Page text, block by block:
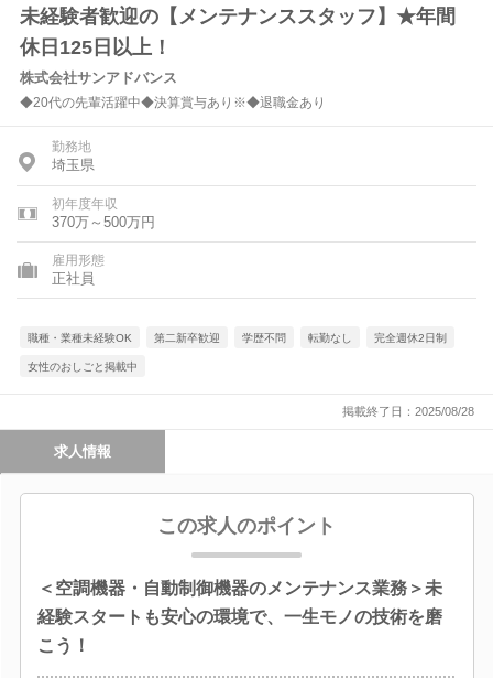
未経験者歓迎の【メンテナンススタッフ】★年間
休日125日以上！
株式会社サンアドバンス
◆20代の先輩活躍中◆決算賞与あり※◆退職金あり
勤務地
埼玉県
初年度年収
370万～500万円
雇用形態
正社員
職種・業種未経験OK 第二新卒歓迎 学歴不問 転勤なし 完全週休2日制
女性のおしごと掲載中
掲載終了日：2025/08/28
求人情報
この求人のポイント
＜空調機器・自動制御機器のメンテナンス業務＞未
経験スタートも安心の環境で、一生モノの技術を磨
こう！